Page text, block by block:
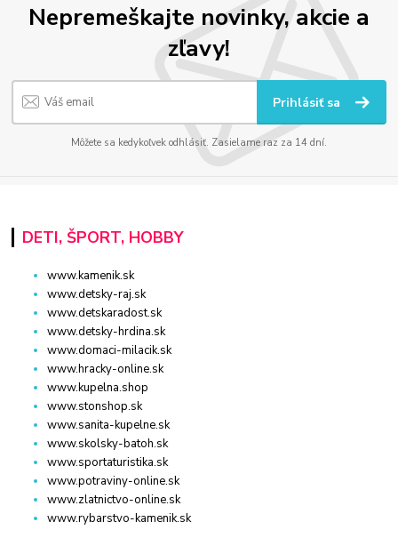
Nepremeškajte novinky, akcie a
zľavy!
Prihlásiť sa
Môžete sa kedykoľvek odhlásiť. Zasielame raz za 14 dní.
DETI, ŠPORT, HOBBY
www.kamenik.sk
www.detsky-raj.sk
www.detskaradost.sk
www.detsky-hrdina.sk
www.domaci-milacik.sk
www.hracky-online.sk
www.kupelna.shop
www.stonshop.sk
www.sanita-kupelne.sk
www.skolsky-batoh.sk
www.sportaturistika.sk
www.potraviny-online.sk
www.zlatnictvo-online.sk
www.rybarstvo-kamenik.sk